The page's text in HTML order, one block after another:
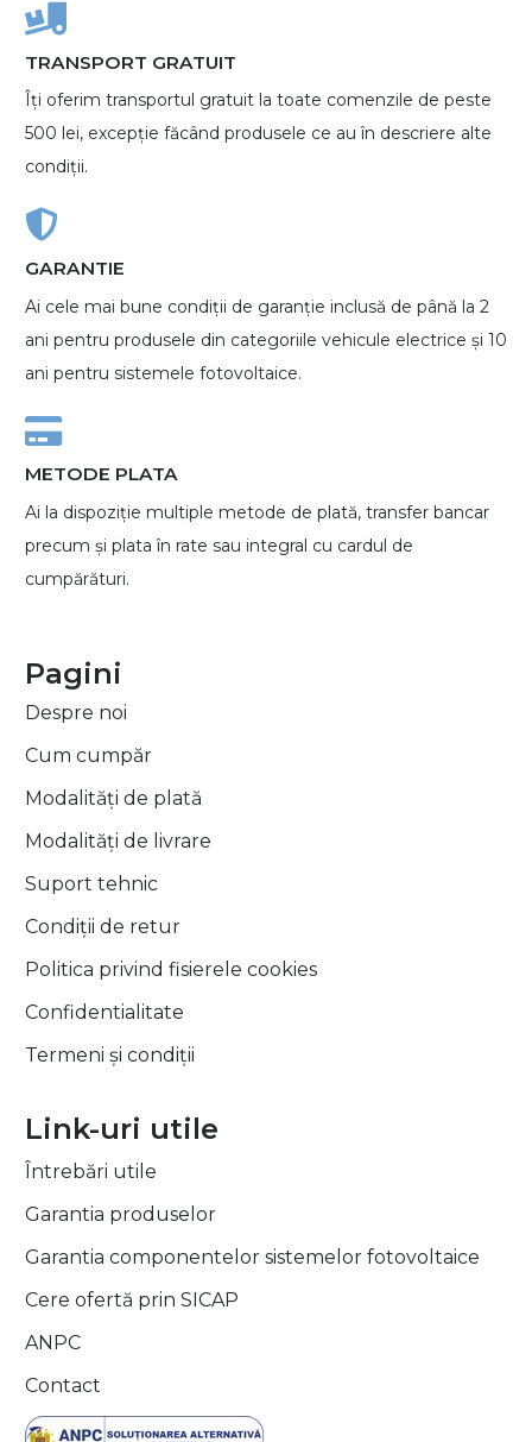
TRANSPORT GRATUIT
Îți oferim transportul gratuit la toate comenzile de peste
500 lei, excepție făcând produsele ce au în descriere alte
condiții.
GARANTIE
Ai cele mai bune condiții de garanție inclusă de până la 2
ani pentru produsele din categoriile vehicule electrice și 10
ani pentru sistemele fotovoltaice.
METODE PLATA
Ai la dispoziție multiple metode de plată, transfer bancar
precum și plata în rate sau integral cu cardul de
cumpărături.
Pagini
Despre noi
Cum cumpăr
Modalități de plată
Modalități de livrare
Suport tehnic
Condiții de retur
Politica privind fisierele cookies
Confidentialitate
Termeni și condiții
Link-uri utile
Întrebări utile
Garantia produselor
Garantia componentelor sistemelor fotovoltaice
Cere ofertă prin SICAP
ANPC
Contact